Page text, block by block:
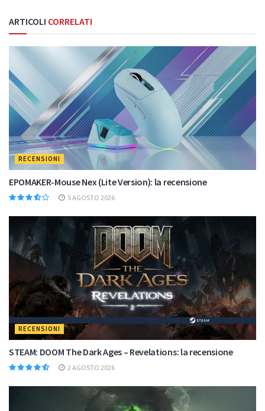
ARTICOLI CORRELATI
RECENSIONI
EPOMAKER-Mouse Nex (Lite Version): la recensione
5 AGOSTO 2026
RECENSIONI
STEAM: DOOM The Dark Ages – Revelations: la recensione
2 AGOSTO 2026